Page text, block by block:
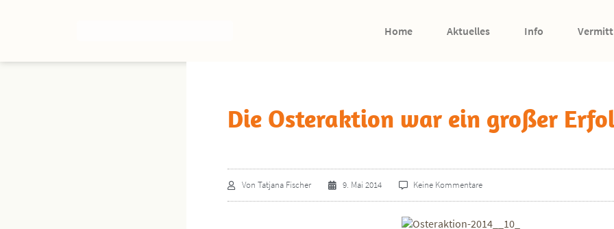
Home Aktuelles Info
Die Osteraktion war ein großer
Von Tatjana Fischer 9. Mai 2014 Keine Kommentare